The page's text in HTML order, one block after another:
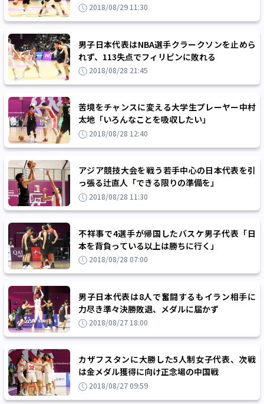
2018/08/29 11:30
男子日本代表はNBA選手クラークソンを止めら
れず、113失点でフィリピンに敗れる
2018/08/28 21:45
苦境をチャンスに変える大学生プレーヤー中村
太地「いろんなことを吸収したい」
2018/08/28 12:40
アジア競技大会を戦う若手中心の日本代表を引
っ張る辻直人「できる限りの準備を」
2018/08/28 11:30
不祥事で4選手が帰国したバスケ男子代表「日
本を背負っている以上は勝ちに行く」
2018/08/28 07:00
男子日本代表は8人で奮闘するもイラン相手に
力尽き準々決勝敗退、メダルに届かず
2018/08/27 18:00
カザフスタンに大勝した5人制女子代表、次戦
は金メダル獲得に向け正念場の中国戦
2018/08/27 09:59